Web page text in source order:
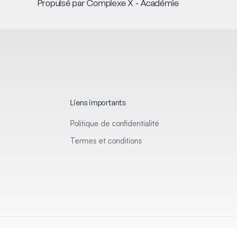
Propulsé par Complexe X - Académie
Liens importants
Politique de confidentialité
Termes et conditions